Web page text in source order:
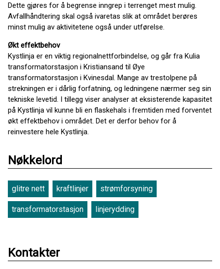
Dette gjøres for å begrense inngrep i terrenget mest mulig.
Avfallhåndtering skal også ivaretas slik at området berøres
minst mulig av aktivitetene også under utførelse.
Økt effektbehov
Kystlinja er en viktig regionalnettforbindelse, og går fra Kulia
transformatorstasjon i Kristiansand til Øye
transformatorstasjon i Kvinesdal. Mange av trestolpene på
strekningen er i dårlig forfatning, og ledningene nærmer seg sin
tekniske levetid. I tillegg viser analyser at eksisterende kapasitet
på Kystlinja vil kunne bli en flaskehals i fremtiden med forventet
økt effektbehov i området. Det er derfor behov for å
reinvestere hele Kystlinja.
Nøkkelord
glitre nett kraftlinjer strømforsyning
transformatorstasjon linjerydding
Kontakter